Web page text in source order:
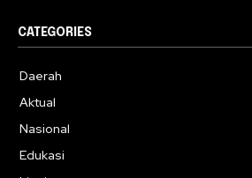
CATEGORIES
Daerah
Aktual
Nasional
Edukasi